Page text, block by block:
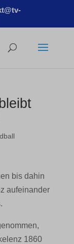
bis dahin
aufeinander
1860